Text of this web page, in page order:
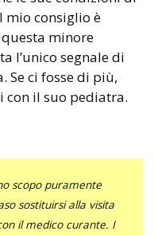
mio consiglio è
minore
l’unico segnale di
ci fosse di più,
con il suo pediatra.
scopo puramente
sostituirsi alla visita
il medico curante. I